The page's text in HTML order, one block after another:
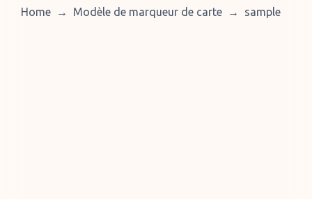
Home → Modèle de marqueur de carte → sample